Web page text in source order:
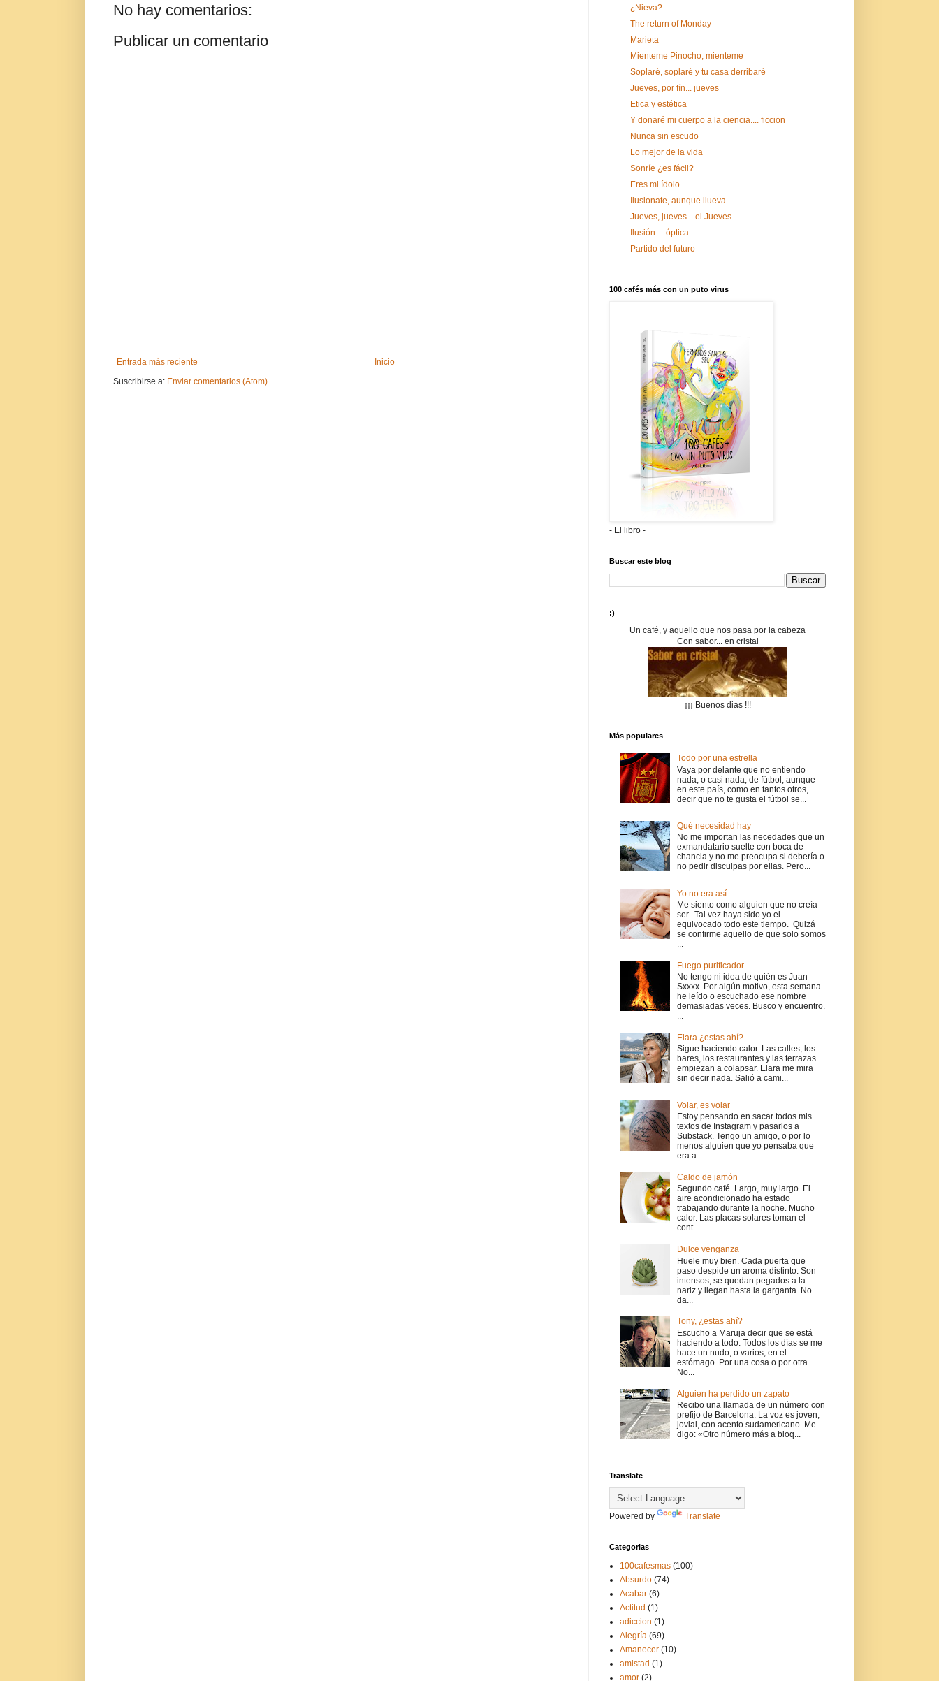
No hay comentarios:
Publicar un comentario
Entrada más reciente
Inicio
Suscribirse a: Enviar comentarios (Atom)
¿Nieva?
The return of Monday
Marieta
Mienteme Pinocho, mienteme
Soplaré, soplaré y tu casa derribaré
Jueves, por fín... jueves
Etica y estética
Y donaré mi cuerpo a la ciencia.... ficcion
Nunca sin escudo
Lo mejor de la vida
Sonríe ¿es fácil?
Eres mi ídolo
Ilusionate, aunque llueva
Jueves, jueves... el Jueves
Ilusión.... óptica
Partido del futuro
100 cafés más con un puto virus
- El libro -
Buscar este blog
:)
Un café, y aquello que nos pasa por la cabeza
Con sabor... en cristal
¡¡¡ Buenos dias !!!
Más populares
Todo por una estrella
Vaya por delante que no entiendo
nada, o casi nada, de fútbol, aunque
en este país, como en tantos otros,
decir que no te gusta el fútbol se...
Qué necesidad hay
No me importan las necedades que un
exmandatario suelte con boca de
chancla y no me preocupa si debería o
no pedir disculpas por ellas. Pero...
Yo no era así
Me siento como alguien que no creía
ser. Tal vez haya sido yo el
equivocado todo este tiempo. Quizá
se confirme aquello de que solo somos
...
Fuego purificador
No tengo ni idea de quién es Juan
Sxxxx. Por algún motivo, esta semana
he leído o escuchado ese nombre
demasiadas veces. Busco y encuentro.
...
Elara ¿estas ahí?
Sigue haciendo calor. Las calles, los
bares, los restaurantes y las terrazas
empiezan a colapsar. Elara me mira
sin decir nada. Salió a cami...
Volar, es volar
Estoy pensando en sacar todos mis
textos de Instagram y pasarlos a
Substack. Tengo un amigo, o por lo
menos alguien que yo pensaba que
era a...
Caldo de jamón
Segundo café. Largo, muy largo. El
aire acondicionado ha estado
trabajando durante la noche. Mucho
calor. Las placas solares toman el
cont...
Dulce venganza
Huele muy bien. Cada puerta que
paso despide un aroma distinto. Son
intensos, se quedan pegados a la
nariz y llegan hasta la garganta. No
da...
Tony, ¿estas ahí?
Escucho a Maruja decir que se está
haciendo a todo. Todos los días se me
hace un nudo, o varios, en el
estómago. Por una cosa o por otra.
No...
Alguien ha perdido un zapato
Recibo una llamada de un número con
prefijo de Barcelona. La voz es joven,
jovial, con acento sudamericano. Me
digo: «Otro número más a bloq...
Translate
Powered by Translate
Categorias
100cafesmas (100)
Absurdo (74)
Acabar (6)
Actitud (1)
adiccion (1)
Alegría (69)
Amanecer (10)
amistad (1)
amor (2)